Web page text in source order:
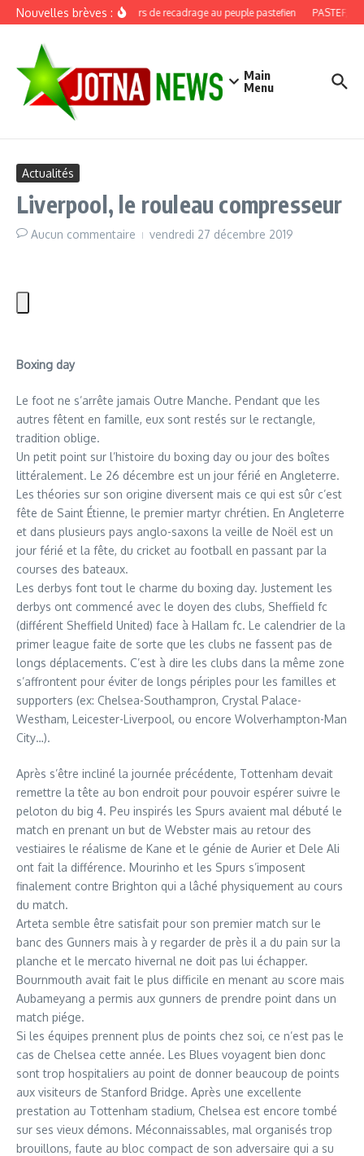
Aller au contenu
Nouvelles brèves :Discours de recadrage au peuple pastefien PASTEF,
Main
Menu
Actualités
Liverpool, le rouleau compresseur
Aucun commentaire vendredi 27 décembre 2019
Boxing day
Le foot ne s’arrête jamais Outre Manche. Pendant que les
autres fêtent en famille, eux sont restés sur le rectangle,
tradition oblige.
Un petit point sur l’histoire du boxing day ou jour des boîtes
littéralement. Le 26 décembre est un jour férié en Angleterre.
Les théories sur son origine diversent mais ce qui est sûr c’est
fête de Saint Étienne, le premier martyr chrétien. En Angleterre
et dans plusieurs pays anglo-saxons la veille de Noël est un
jour férié et la fête, du cricket au football en passant par la
courses des bateaux.
Les derbys font tout le charme du boxing day. Justement les
derbys ont commencé avec le doyen des clubs, Sheffield fc
(différent Sheffield United) face à Hallam fc. Le calendrier de la
primer league faite de sorte que les clubs ne fassent pas de
longs déplacements. C’est à dire les clubs dans la même zone
s’affrontent pour éviter de longs périples pour les familles et
supporters (ex: Chelsea-Southampron, Crystal Palace-
Westham, Leicester-Liverpool, ou encore Wolverhampton-Man
City…).
Après s’être incliné la journée précédente, Tottenham devait
remettre la tête au bon endroit pour pouvoir espérer suivre le
peloton du big 4. Peu inspirés les Spurs avaient mal débuté le
match en prenant un but de Webster mais au retour des
vestiaires le réalisme de Kane et le génie de Aurier et Dele Ali
ont fait la différence. Mourinho et les Spurs s’imposent
finalement contre Brighton qui a lâché physiquement au cours
du match.
Arteta semble être satisfait pour son premier match sur le
banc des Gunners mais à y regarder de près il a du pain sur la
planche et le mercato hivernal ne doit pas lui échapper.
Bournmouth avait fait le plus difficile en menant au score mais
Aubameyang a permis aux gunners de prendre point dans un
match piége.
Si les équipes prennent plus de points chez soi, ce n’est pas le
cas de Chelsea cette année. Les Blues voyagent bien donc
sont trop hospitaliers au point de donner beaucoup de points
aux visiteurs de Stanford Bridge. Après une excellente
prestation au Tottenham stadium, Chelsea est encore tombé
sur ses vieux démons. Méconnaissables, mal organisés trop
brouillons, faute au bloc compact de son adversaire qui a su